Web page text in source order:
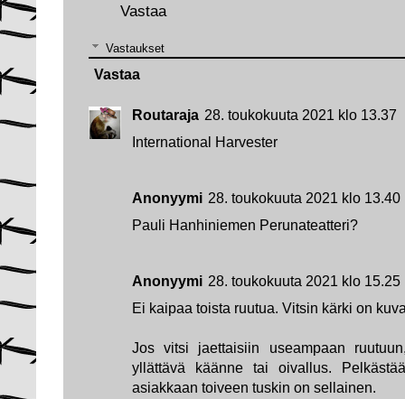
Vastaa
Vastaukset
Routaraja 28. toukokuuta 2021 klo 13.37
International Harvester
Anonyymi 28. toukokuuta 2021 klo 13.40
Pauli Hanhiniemen Perunateatteri?
Anonyymi 28. toukokuuta 2021 klo 15.25
Ei kaipaa toista ruutua. Vitsin kärki on
Jos vitsi jaettaisiin useampaan
yllättävä käänne tai oivallus.
asiakkaan toiveen tuskin on sellainen.
Vastaa